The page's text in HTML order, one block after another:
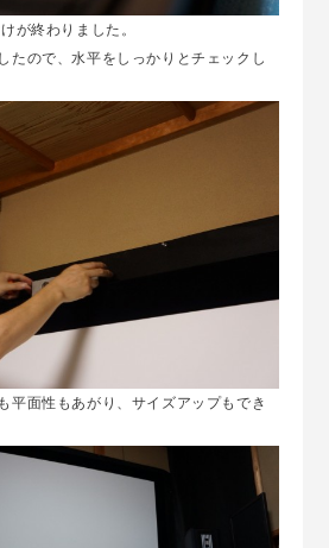
が終わりました。
たので、水平をしっかりとチェックし
平面性もあがり、サイズアップもでき